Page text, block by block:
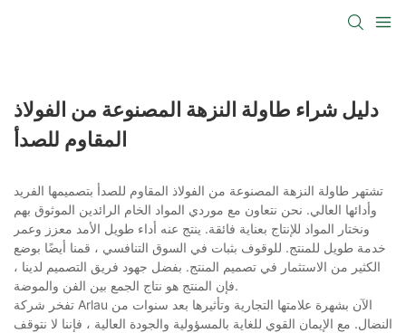
دليل شراء طاولة النزهة المصنوعة من الفولاذ
المقاوم للصدأ
تشتهر طاولة النزهة المصنوعة من الفولاذ المقاوم للصدأ بتصميمها الفريد
وأدائها العالي. نحن نتعاون مع موردي المواد الخام الرائدين الموثوق بهم
ونختار المواد للإنتاج بعناية فائقة. ينتج عنه أداء طويل الأمد معزز وعمر
خدمة طويل للمنتج. للوقوف بثبات في السوق التنافسي ، قمنا أيضًا بوضع
الكثير من الاستثمار في تصميم المنتج. بفضل جهود فريق التصميم لدينا ،
فإن المنتج هو نتاج الجمع بين الفن والموضة.
تفخر شركة Arlau الآن بشهرة علامتها التجارية وتأثيرها بعد سنوات من
النضال. مع الإيمان القوي للغاية بالمسؤولية والجودة العالية ، فإننا لا نتوقف